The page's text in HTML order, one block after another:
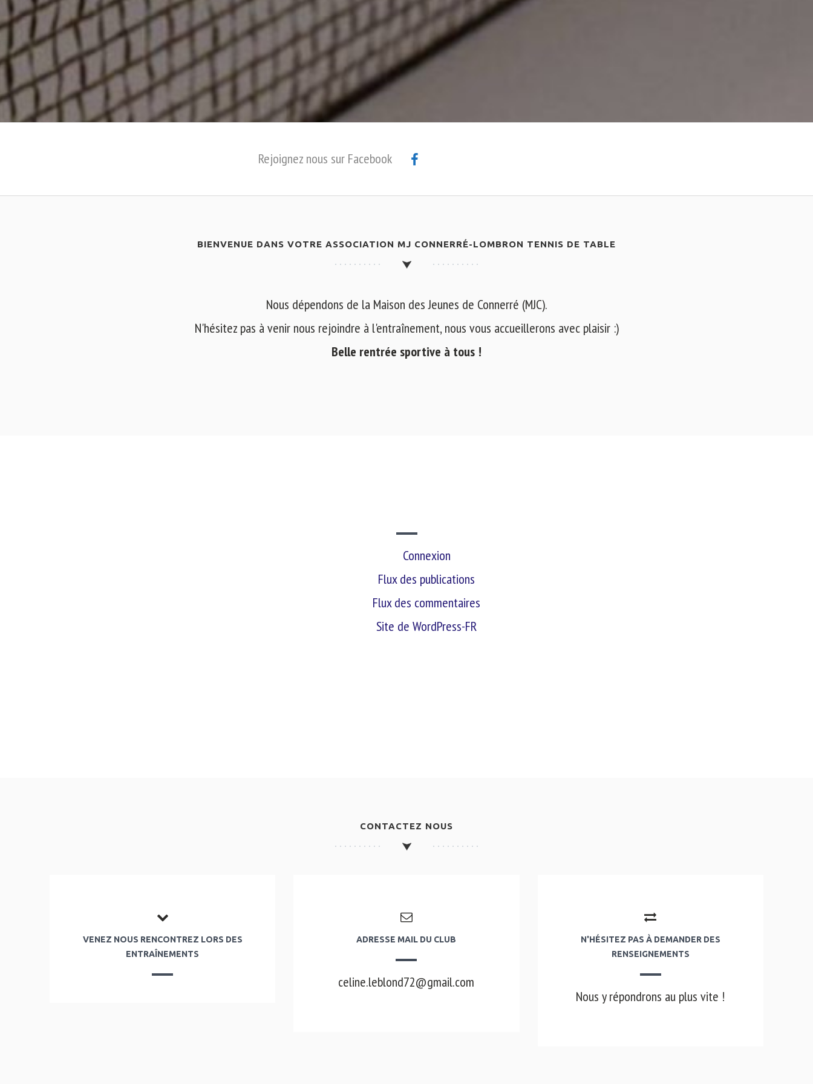
Rejoignez nous sur Facebook
BIENVENUE DANS VOTRE ASSOCIATION MJ CONNERRÉ-LOMBRON TENNIS DE TABLE
Nous dépendons de la Maison des Jeunes de Connerré (MJC).
N'hésitez pas à venir nous rejoindre à l'entraînement, nous vous accueillerons avec plaisir :)
Belle rentrée sportive à tous !
Connexion
Flux des publications
Flux des commentaires
Site de WordPress-FR
CONTACTEZ NOUS
VENEZ NOUS RENCONTREZ LORS DES
ENTRAÎNEMENTS
ADRESSE MAIL DU CLUB
celine.leblond72@gmail.com
N'HÉSITEZ PAS À DEMANDER DES
RENSEIGNEMENTS
Nous y répondrons au plus vite !